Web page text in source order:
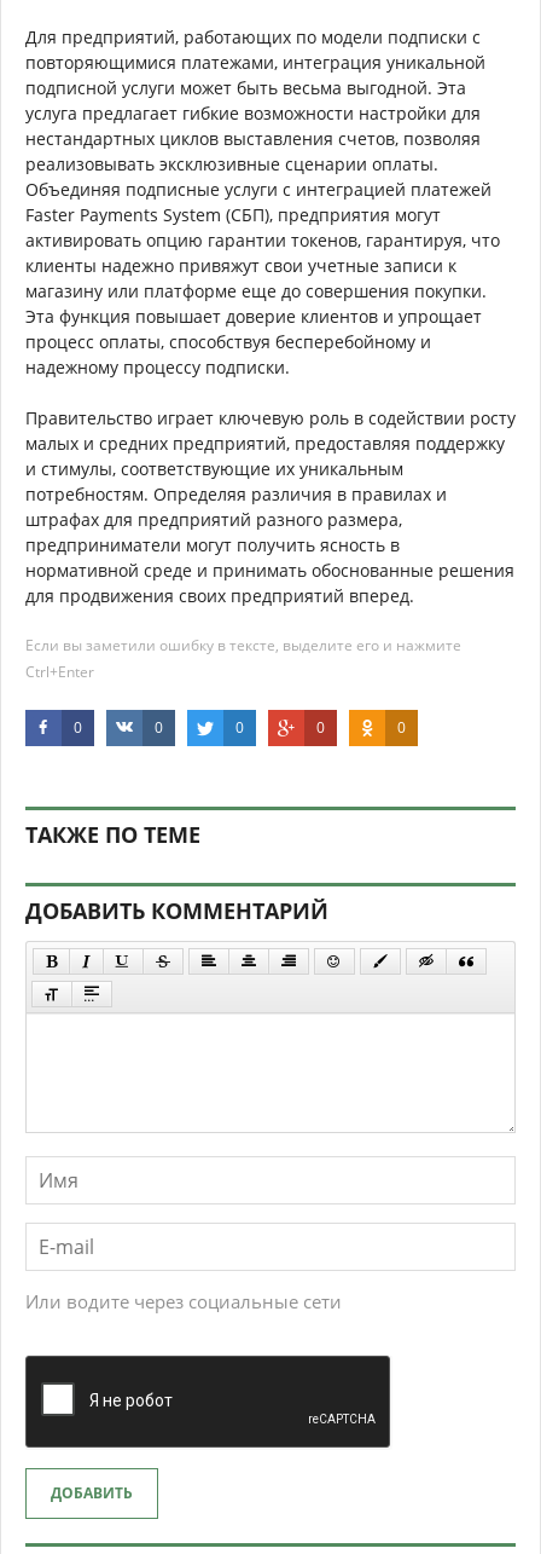
Для предприятий, работающих по модели подписки с
повторяющимися платежами, интеграция уникальной
подписной услуги может быть весьма выгодной. Эта
услуга предлагает гибкие возможности настройки для
нестандартных циклов выставления счетов, позволяя
реализовывать эксклюзивные сценарии оплаты.
Объединяя подписные услуги с интеграцией платежей
Faster Payments System (СБП), предприятия могут
активировать опцию гарантии токенов, гарантируя, что
клиенты надежно привяжут свои учетные записи к
магазину или платформе еще до совершения покупки.
Эта функция повышает доверие клиентов и упрощает
процесс оплаты, способствуя бесперебойному и
надежному процессу подписки.
Правительство играет ключевую роль в содействии росту
малых и средних предприятий, предоставляя поддержку
и стимулы, соответствующие их уникальным
потребностям. Определяя различия в правилах и
штрафах для предприятий разного размера,
предприниматели могут получить ясность в
нормативной среде и принимать обоснованные решения
для продвижения своих предприятий вперед.
Если вы заметили ошибку в тексте, выделите его и нажмите
Ctrl+Enter
0 0 0 0 0
ТАКЖЕ ПО ТЕМЕ
ДОБАВИТЬ КОММЕНТАРИЙ
Или водите через социальные сети
ДОБАВИТЬ